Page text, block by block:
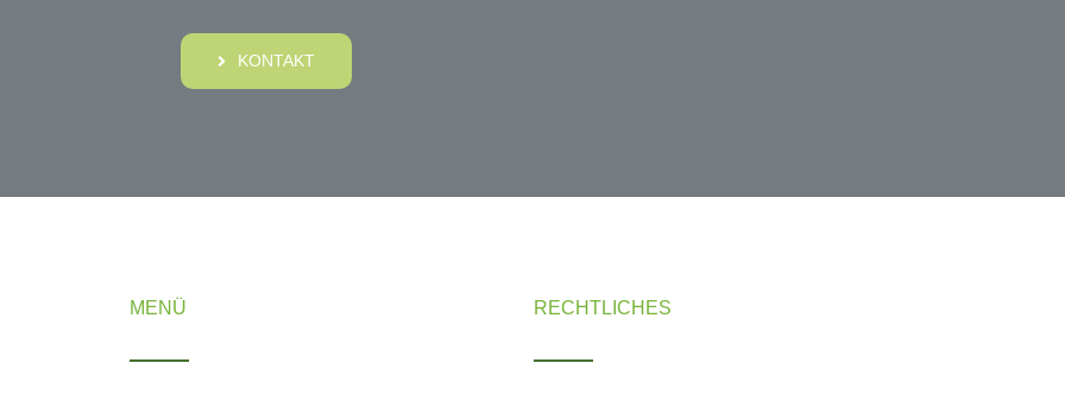
KONTAKT
MENÜ RECHTLICHES